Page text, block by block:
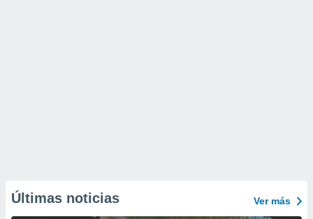
Últimas noticias Ver más